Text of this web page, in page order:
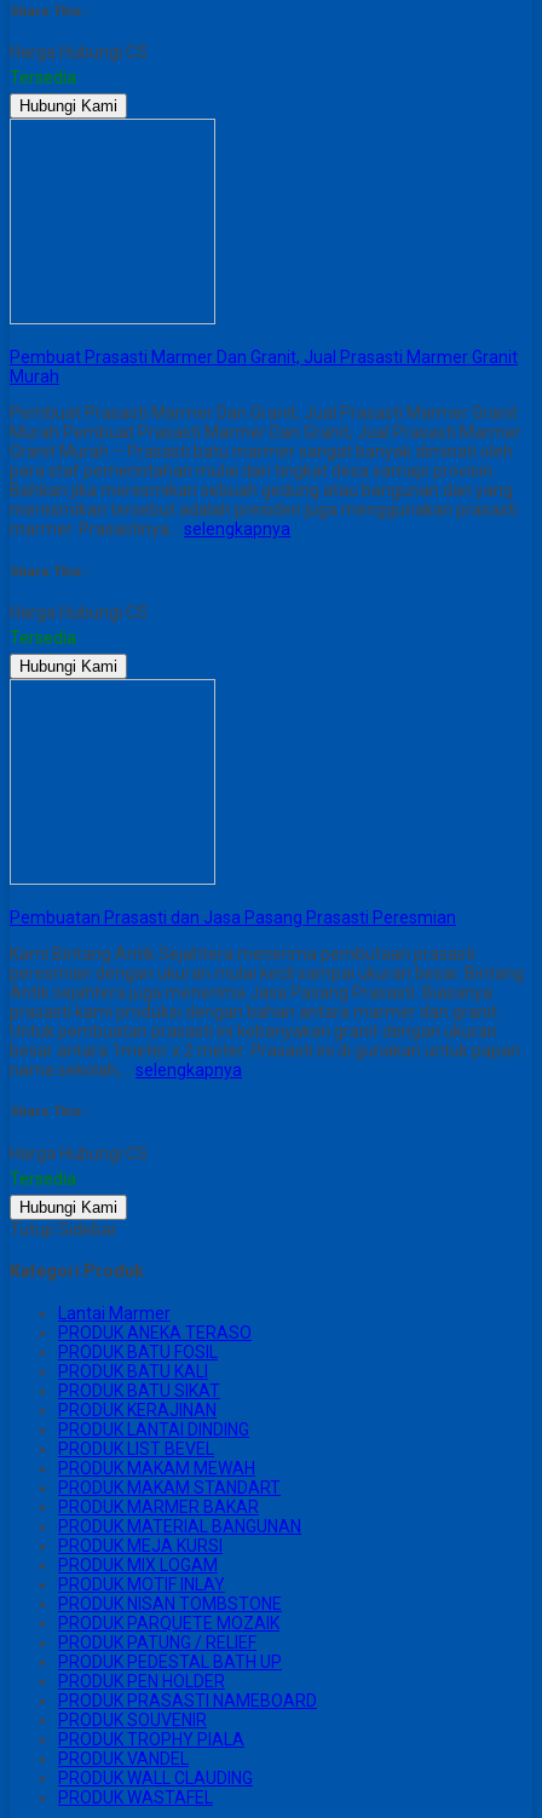
Share This :
Harga Hubungi CS
Tersedia
Hubungi Kami
Pembuat Prasasti Marmer Dan Granit, Jual Prasasti Marmer Granit
Murah
Pembuat Prasasti Marmer Dan Granit, Jual Prasasti Marmer Granit
Murah Pembuat Prasasti Marmer Dan Granit, Jual Prasasti Marmer
Granit Murah – Prasasti batu marmer sangat banyak diminati oleh
para staf pemerintahan mulai dari tingkat desa samapi provisin.
Bahkan jika meresmikan sebuah gedung atau bangunan dan yang
meresmikan tersebut adalah presiden juga menggunakan prasasti
marmer. Prasastinya… selengkapnya
Share This :
Harga Hubungi CS
Tersedia
Hubungi Kami
Pembuatan Prasasti dan Jasa Pasang Prasasti Peresmian
Kami Bintang Antik Sejahtera menerima pembutaan prasasti
peresmian dengan ukuran mulai kecil sampai ukuran besar. Bintang
Antik sejahtera juga menerima Jasa Pasang Prasasti. Biasanya
prasasti kami produksi dengan bahan antara marmer dan granit.
Untuk pembuatan prasasti ini kebanyakan granit dengan ukuran
besar antara 1meter x 2 meter. Prasasti ini di gunakan untuk papan
nama sekolah,… selengkapnya
Share This :
Harga Hubungi CS
Tersedia
Hubungi Kami
Tutup Sidebar
Kategori Produk
Lantai Marmer
PRODUK ANEKA TERASO
PRODUK BATU FOSIL
PRODUK BATU KALI
PRODUK BATU SIKAT
PRODUK KERAJINAN
PRODUK LANTAI DINDING
PRODUK LIST BEVEL
PRODUK MAKAM MEWAH
PRODUK MAKAM STANDART
PRODUK MARMER BAKAR
PRODUK MATERIAL BANGUNAN
PRODUK MEJA KURSI
PRODUK MIX LOGAM
PRODUK MOTIF INLAY
PRODUK NISAN TOMBSTONE
PRODUK PARQUETE MOZAIK
PRODUK PATUNG / RELIEF
PRODUK PEDESTAL BATH UP
PRODUK PEN HOLDER
PRODUK PRASASTI NAMEBOARD
PRODUK SOUVENIR
PRODUK TROPHY PIALA
PRODUK VANDEL
PRODUK WALL CLAUDING
PRODUK WASTAFEL